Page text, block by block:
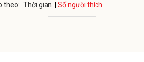
theo: Thời gian Số người thích